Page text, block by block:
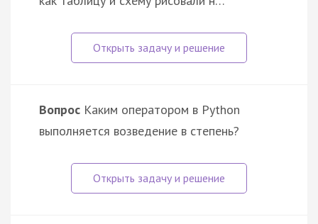
Вопрос Каким оператором в Python
выполняется возведение в степень?